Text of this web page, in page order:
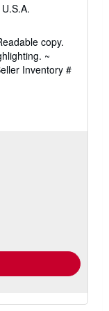
copy.
~
Inventory #